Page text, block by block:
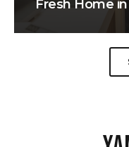
Fresh Home